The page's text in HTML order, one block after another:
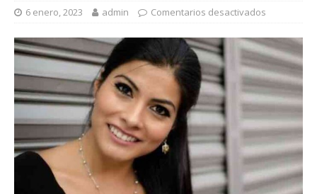
6 enero, 2023 admin Comentarios desactivados